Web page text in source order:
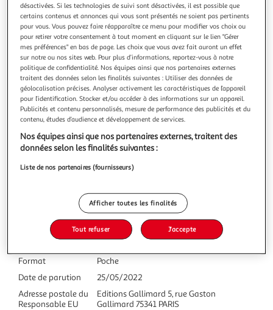
JE SUIS TON SOLEIL, Pavlenko Marie
Une héroïne courageuse, amoureuse et hilarante dans un
roman lumineux qu'on voudrait ne jamais terminer. Chez
Deborah, une mère qui découpe frénétiquement des
magazines, un père aux abonnés absents et un labrador
obèse qui a dévoré sa dernière paire de chaussures. Dans sa
alte de terminale, pas d'El
En savoir +
Vous voulez connaître le prix de ce produit ?
Afficher le prix
Format
Poche
Date de parution
25/05/2022
Adresse postale du
Responsable EU
Editions Gallimard 5, rue Gaston
Gallimard 75341 PARIS
désactivées. Si les technologies de suivi sont désactivées, il est possible que
certains contenus et annonces qui vous sont présentés ne soient pas pertinents
pour vous. Vous pouvez faire réapparaître ce menu pour modifier vos choix ou
pour retirer votre consentement à tout moment en cliquant sur le lien "Gérer
mes préférences" en bas de page. Les choix que vous avez fait auront un effet
sur notre ou nos sites web. Pour plus d’informations, reportez-vous à notre
politique de confidentialité. Nos équipes ainsi que nos partenaires externes
traitent des données selon les finalités suivantes : Utiliser des données de
géolocalisation précises. Analyser activement les caractéristiques de l’appareil
pour l’identification. Stocker et/ou accéder à des informations sur un appareil.
Publicités et contenu personnalisés, mesure de performance des publicités et du
contenu, études d’audience et développement de services.
Nos équipes ainsi que nos partenaires externes, traitent des
données selon les finalités suivantes :
Liste de nos partenaires (fournisseurs)
Afficher toutes les finalités
Tout refuser J'accepte